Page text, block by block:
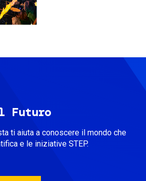
Futuro
ti aiuta a conoscere il mondo che
e le iniziative STEP.